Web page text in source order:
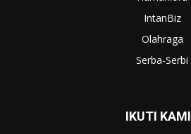
IntanBiz
Olahraga
Serba-Serbi
IKUTI KAMI